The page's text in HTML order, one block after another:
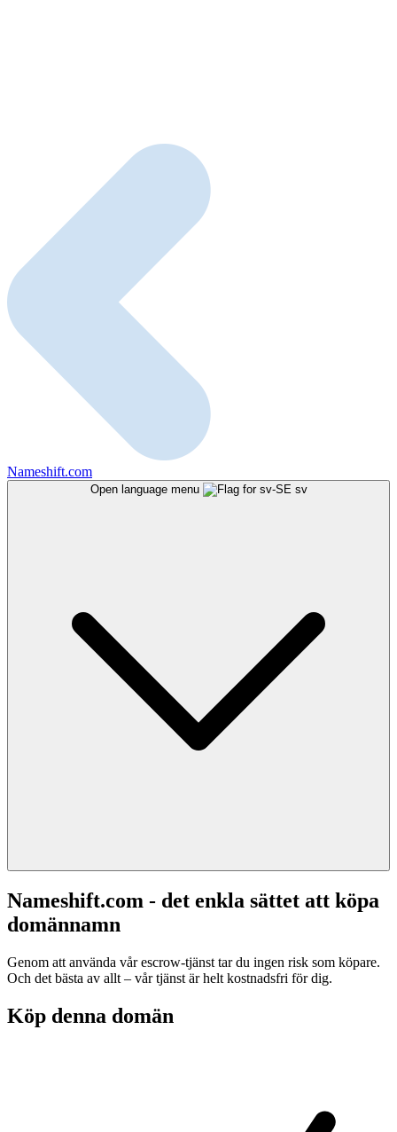
Nameshift.com
Open language menu sv
Nameshift.com - det enkla sättet att köpa
domännamn
Genom att använda vår escrow-tjänst tar du ingen risk som köpare.
Och det bästa av allt – vår tjänst är helt kostnadsfri för dig.
Köp denna domän